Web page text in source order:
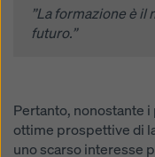
”La formazione è
futuro.”
Pertanto, nonostante
ottime prospettive di
uno scarso interesse